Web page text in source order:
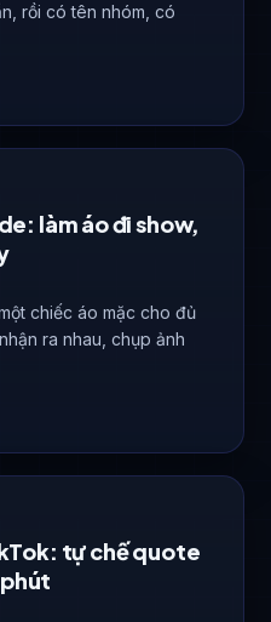
rồi có tên nhóm, có
làm áo đi show,
chiếc áo mặc cho đủ
ra nhau, chụp ảnh
tự chế quote